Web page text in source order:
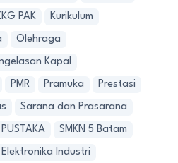
PAK Kurikulum
Olehraga
Kapal
PMR Pramuka Prestasi
Sarana dan Prasarana
SMKN 5 Batam
Elektronika Industri